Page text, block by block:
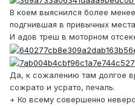
В коем выяснился более
подгнившая в привычных
И адов треш в моторном
Да, к сожалению там долгое
сожрато и усрато, печаль.
+ Ко всему совершенно